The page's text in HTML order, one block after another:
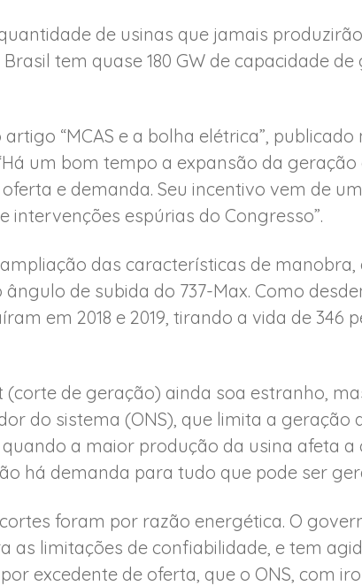
de usinas que jamais
Brasil tem quase 180 GW de capacidade
“MCAS e a bolha elétrica”,
um bom tempo a expansão da
e demanda. Seu incentivo vem de
intervenções espúrias do Congresso”.
ampliação das características de
de subida do 737-Max. Como
em 2018 e 2019, tirando a vida de 346
de geração) ainda soa estranho,
do sistema (ONS), que limita a geração
a maior produção da usina afeta
há demanda para tudo que pode ser
cortes foram por razão energética. O
as limitações de confiabilidade, e tem
excedente de oferta, que o ONS, com